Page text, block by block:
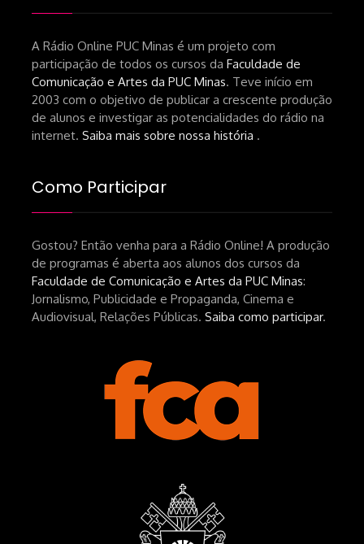
A Rádio Online PUC Minas é um projeto com
participação de todos os cursos da Faculdade de
Comunicação e Artes da PUC Minas. Teve início em
2003 com o objetivo de publicar a crescente produção
de alunos e investigar as potencialidades do rádio na
internet. Saiba mais sobre nossa história .
Como Participar
Gostou? Então venha para a Rádio Online! A produção
de programas é aberta aos alunos dos cursos da
Faculdade de Comunicação e Artes da PUC Minas:
Jornalismo, Publicidade e Propaganda, Cinema e
Audiovisual, Relações Públicas. Saiba como participar.